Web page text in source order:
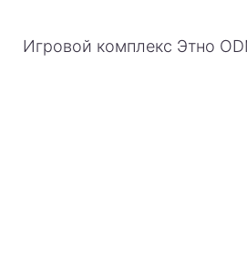
Игровой комплекс Этно